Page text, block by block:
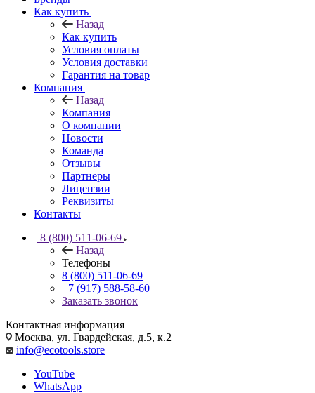
Как купить
Назад
Как купить
Условия оплаты
Условия доставки
Гарантия на товар
Компания
Назад
Компания
О компании
Новости
Команда
Отзывы
Партнеры
Лицензии
Реквизиты
Контакты
8 (800) 511-06-69
Назад
Телефоны
8 (800) 511-06-69
+7 (917) 588-58-60
Заказать звонок
Контактная информация
Москва, ул. Гвардейская, д.5, к.2
info@ecotools.store
YouTube
WhatsApp